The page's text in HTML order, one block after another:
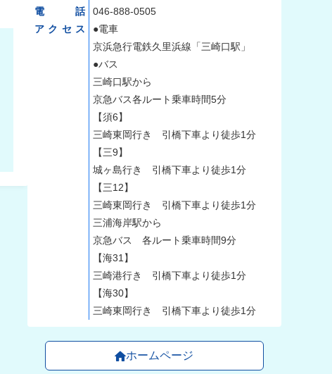
電話
046-888-0505
アクセス
●電車
京浜急行電鉄久里浜線「三崎口駅」
●バス
三崎口駅から
京急バス各ルート乗車時間5分
【須6】
三崎東岡行き 引橋下車より徒歩1分
【三9】
城ヶ島行き 引橋下車より徒歩1分
【三12】
三崎東岡行き 引橋下車より徒歩1分
三浦海岸駅から
京急バス 各ルート乗車時間9分
【海31】
三崎港行き 引橋下車より徒歩1分
【海30】
三崎東岡行き 引橋下車より徒歩1分
ホームページ